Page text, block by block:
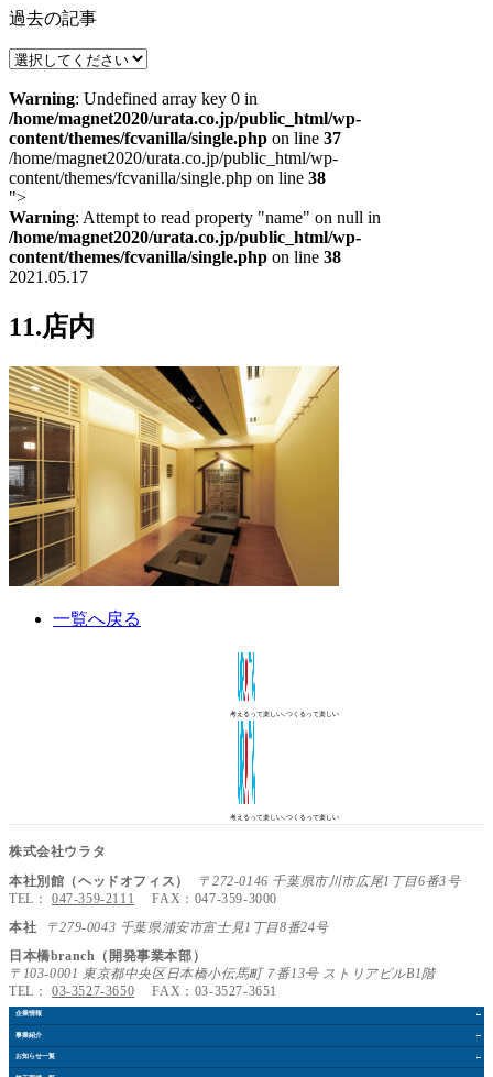
過去の記事
Warning: Undefined array key 0 in
/home/magnet2020/urata.co.jp/public_html/wp-
content/themes/fcvanilla/single.php on line 37
/home/magnet2020/urata.co.jp/public_html/wp-
content/themes/fcvanilla/single.php on line 38
">
Warning: Attempt to read property "name" on null in
/home/magnet2020/urata.co.jp/public_html/wp-
content/themes/fcvanilla/single.php on line 38
2021.05.17
11.店内
一覧へ戻る
考えるって楽しい､つくるって楽しい
考えるって楽しい､つくるって楽しい
株式会社ウラタ
本社別館（ヘッドオフィス）
〒272-0146 千葉県市川市広尾1丁目6番3号
TEL： 047-359-2111 FAX：047-359-3000
本社
〒279-0043 千葉県浦安市富士見1丁目8番24号
日本橋branch（開発事業本部）
〒103-0001 東京都中央区日本橋小伝馬町７番13号 ストリアビルB1階
TEL： 03-3527-3650 FAX：03-3527-3651
企業情報
事業紹介
お知らせ一覧